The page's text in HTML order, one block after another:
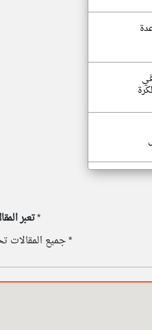
في
*تعبر
* جميع المقالات